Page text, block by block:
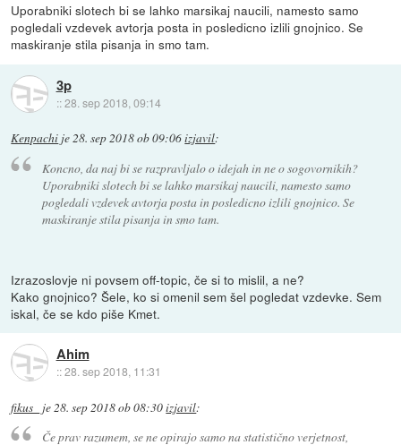
Uporabniki slotech bi se lahko marsikaj naucili, namesto samo
pogledali vzdevek avtorja posta in posledicno izlili gnojnico. Se
maskiranje stila pisanja in smo tam.
3p
::28. sep 2018, 09:14
Kenpachi je28. sep 2018 ob 09:06izjavil:
Koncno, da naj bi se razpravljalo o idejah in ne o sogovornikih?
Uporabniki slotech bi se lahko marsikaj naucili, namesto samo
pogledali vzdevek avtorja posta in posledicno izlili gnojnico. Se
maskiranje stila pisanja in smo tam.
Izrazoslovje ni povsem off-topic, če si to mislil, a ne?
Kako gnojnico? Šele, ko si omenil sem šel pogledat vzdevke. Sem
iskal, če se kdo piše Kmet.
Ahim
::28. sep 2018, 11:31
fikus_ je28. sep 2018 ob 08:30izjavil:
Če prav razumem, se ne opirajo samo na statistično verjetnost,